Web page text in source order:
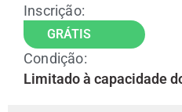
Inscrição:
GRÁTIS
Condição:
Limitado à capacidade